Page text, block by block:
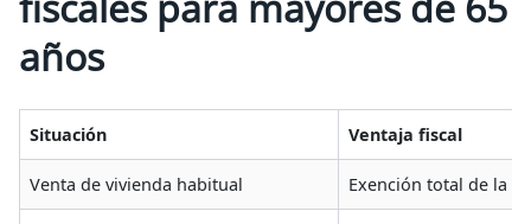
años
Situación Ventaja fiscal
Venta de vivienda habitual Exención total de la